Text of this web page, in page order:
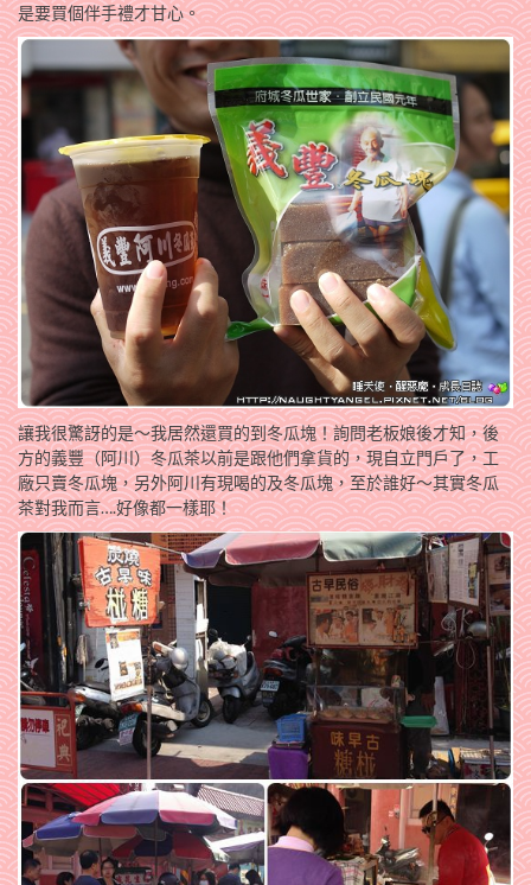
是要買個伴手禮才甘心。
讓我很驚訝的是～我居然還買的到冬瓜塊！詢問老板娘後才知，後
方的義豐（阿川）冬瓜茶以前是跟他們拿貨的，現自立門戶了，工
廠只賣冬瓜塊，另外阿川有現喝的及冬瓜塊，至於誰好～其實冬瓜
茶對我而言….好像都一樣耶！